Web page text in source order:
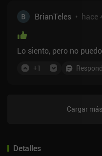
BrianTeles • hace
Lo siento, pero no
+1
Cargar
Detalles